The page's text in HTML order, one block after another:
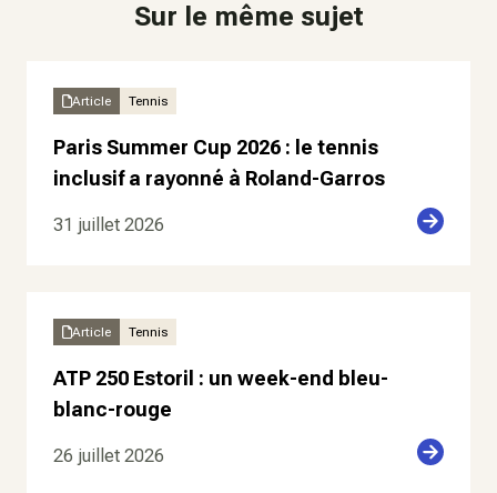
Sur le même sujet
Article Tennis
Paris Summer Cup 2026 : le tennis
inclusif a rayonné à Roland-Garros
31 juillet 2026
Article Tennis
ATP 250 Estoril : un week-end bleu-
blanc-rouge
26 juillet 2026